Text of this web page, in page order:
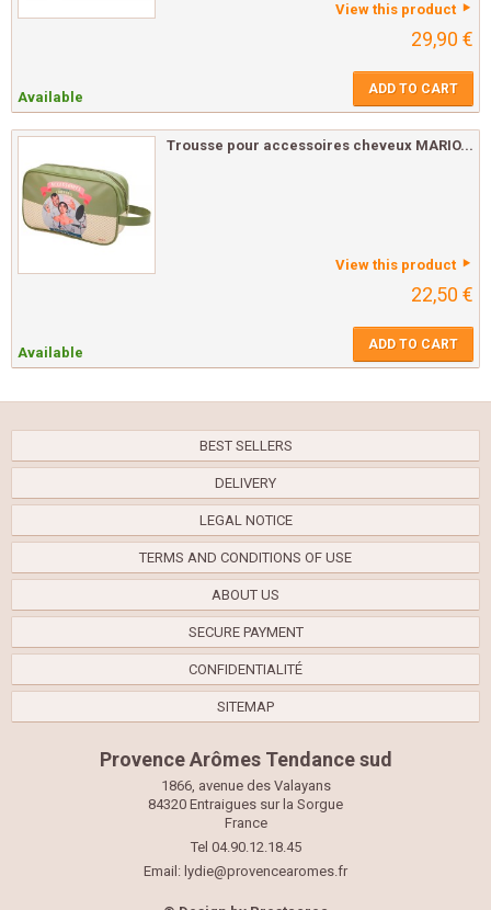
View this product
29,90 €
Available ADD TO CART
Trousse pour accessoires cheveux MARIO...
View this product
22,50 €
Available ADD TO CART
BEST SELLERS
DELIVERY
LEGAL NOTICE
TERMS AND CONDITIONS OF USE
ABOUT US
SECURE PAYMENT
CONFIDENTIALITÉ
SITEMAP
Provence Arômes Tendance sud
1866, avenue des Valayans
84320 Entraigues sur la Sorgue
France
Tel 04.90.12.18.45
Email: lydie@provencearomes.fr